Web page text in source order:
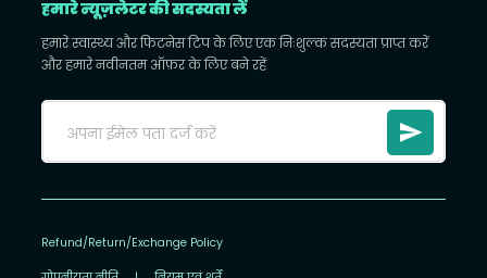
हमारे न्यूज़लेटर की सदस्यता लें
हमारे स्वास्थ्य और फिटनेस टिप के लिए एक निःशुल्क सदस्यता प्राप्त करें
और हमारे नवीनतम ऑफ़र के लिए बने रहें
Refund/Return/Exchange Policy